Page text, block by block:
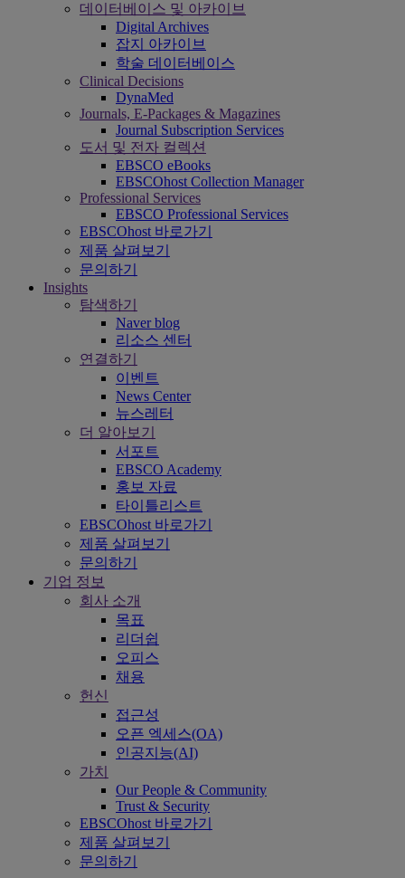
데이터베이스 및 아카이브
Digital Archives
잡지 아카이브
학술 데이터베이스
Clinical Decisions
DynaMed
Journals, E-Packages & Magazines
Journal Subscription Services
도서 및 전자 컬렉션
EBSCO eBooks
EBSCOhost Collection Manager
Professional Services
EBSCO Professional Services
EBSCOhost 바로가기
제품 살펴보기
문의하기
Insights
탐색하기
Naver blog
리소스 센터
연결하기
이벤트
News Center
뉴스레터
더 알아보기
서포트
EBSCO Academy
홍보 자료
타이틀리스트
EBSCOhost 바로가기
제품 살펴보기
문의하기
기업 정보
회사 소개
목표
리더쉽
오피스
채용
헌신
접근성
오픈 엑세스(OA)
인공지능(AI)
가치
Our People & Community
Trust & Security
EBSCOhost 바로가기
제품 살펴보기
문의하기